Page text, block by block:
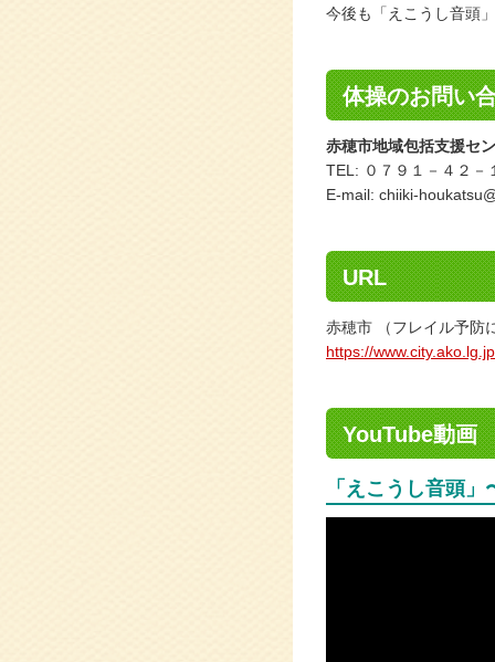
今後も「えこうし音頭
体操のお問い
赤穂市地域包括支援セ
TEL: ０７９１－４２－
E-mail: chiiki-
URL
赤穂市 （フレイル予防
https://
YouTube動画
「えこうし音頭